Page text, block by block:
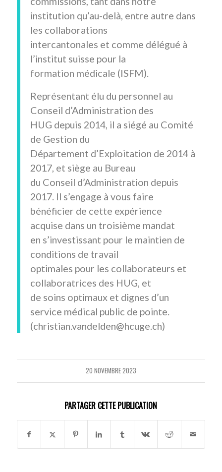
institution qu’au-delà, entre autre dans
les collaborations
intercantonales et comme délégué à
l’institut suisse pour la
formation médicale (ISFM).
Représentant élu du personnel au
Conseil d’Administration des
HUG depuis 2014, il a siégé au Comité
de Gestion du
Département d’Exploitation de 2014 à
2017, et siège au Bureau
du Conseil d’Administration depuis
2017. Il s’engage à vous faire
bénéficier de cette expérience
acquise dans un troisième mandat
en s’investissant pour le maintien de
conditions de travail
optimales pour les collaborateurs et
collaboratrices des HUG, et
de soins optimaux et dignes d’un
service médical public de pointe.
(christian.vandelden@hcuge.ch)
20 NOVEMBRE 2023
PARTAGER CETTE PUBLICATION